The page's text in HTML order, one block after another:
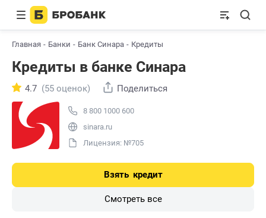
Главная Банки Банк Синара Кредиты
Кредиты в банке Синара
8 800 1000 600
sinara.ru
Лицензия: №705
4.7 (55 оценок) Поделиться
Взять кредит
Смотреть все